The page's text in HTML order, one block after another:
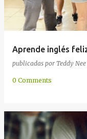
Aprende inglés
publicadas por Teddy Nee
0 Comments